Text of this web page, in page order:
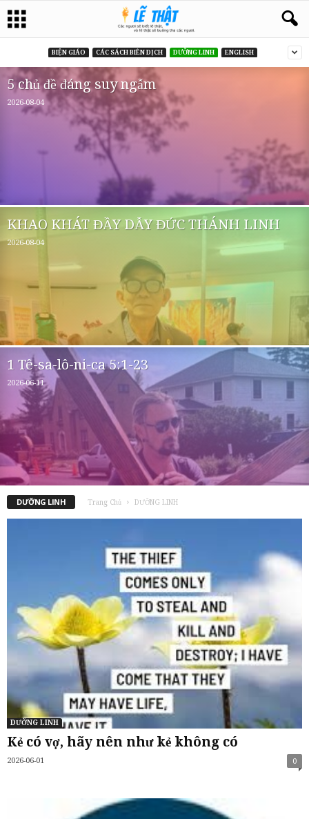
BIỆN GIÁO CÁC SÁCH BIÊN DỊCH DƯỠNG LINH ENGLISH
5 chủ đề đáng suy ngẫm
2026-08-04
KHAO KHÁT ĐẦY DẪY ĐỨC THÁNH LINH
2026-08-04
1 Tê-sa-lô-ni-ca 5:1-23
2026-06-11
DƯỠNG LINH Trang Chủ DƯỠNG LINH
DƯỠNG LINH
Kẻ có vợ, hãy nên như kẻ không có
2026-06-01 0